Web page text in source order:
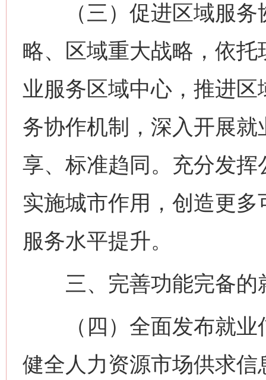
（三）促进区域服务
略、区域重大战略，依
业服务区域中心，推进
务协作机制，深入开展
享、标准趋同。充分发
实施城市作用，创造更
服务水平提升。
三、完善功能完备的
（四）全面发布就业
健全人力资源市场供求